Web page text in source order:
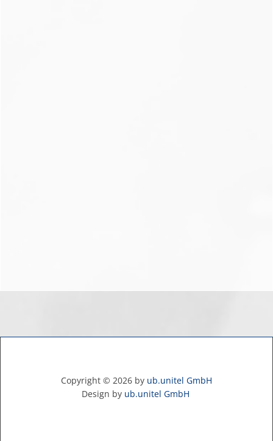
Copyright © 2026 by ub.unitel GmbH
Design by ub.unitel GmbH